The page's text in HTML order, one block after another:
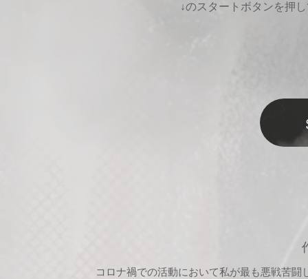
​↓のスタートボタンを押
コロナ禍での活動において私が最も悪戦苦